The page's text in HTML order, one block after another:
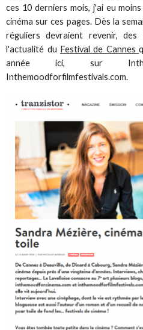
ces 10 derniers mois, j'ai eu
cinéma sur ces pages. Dès la
réguliers devraient revenir,
l'actualité du Festival de Cannes
année ici, sur
Inthemoodforfilmfestivals.com.